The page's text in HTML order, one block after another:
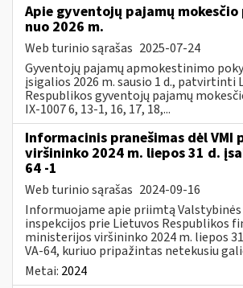
Apie gyventojų pajamų
nuo 2026 m.
Web turinio sąrašas 2025-07-24
Gyventojų pajamų apmokestinimo
įsigalios 2026 m. sausio 1 d., patvirtinti
Respublikos gyventojų pajamų
IX-1007 6, 13-1, 16, 17, 18,...
Informacinis pranešimas dėl VMI
viršininko 2024 m. liepos 31 d.
64 -1
Web turinio sąrašas 2024-09-16
Informuojame apie priimtą Valstybinės
inspekcijos prie Lietuvos Respublikos
ministerijos viršininko 2024 m. liepos
VA-64, kuriuo pripažintas netekusiu
Metai: 2024